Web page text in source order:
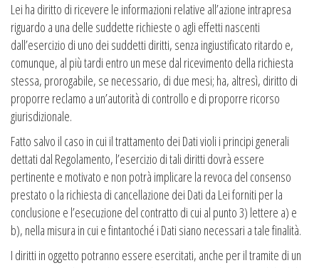
Lei ha diritto di ricevere le informazioni relative all’azione intrapresa
riguardo a una delle suddette richieste o agli effetti nascenti
dall’esercizio di uno dei suddetti diritti, senza ingiustificato ritardo e,
comunque, al più tardi entro un mese dal ricevimento della richiesta
stessa, prorogabile, se necessario, di due mesi; ha, altresì, diritto di
proporre reclamo a un’autorità di controllo e di proporre ricorso
giurisdizionale.
Fatto salvo il caso in cui il trattamento dei Dati violi i principi generali
dettati dal Regolamento, l’esercizio di tali diritti dovrà essere
pertinente e motivato e non potrà implicare la revoca del consenso
prestato o la richiesta di cancellazione dei Dati da Lei forniti per la
conclusione e l’esecuzione del contratto di cui al punto 3) lettere a) e
b), nella misura in cui e fintantoché i Dati siano necessari a tale finalità.
I diritti in oggetto potranno essere esercitati, anche per il tramite di un